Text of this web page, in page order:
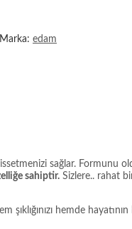
Marka: edam
sağlar. Formunu
sahiptir. Sizlere.. rahat
hemde